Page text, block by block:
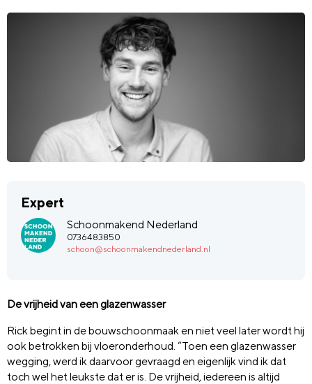
Expert
Schoonmakend Nederland
0736483850
schoon@schoonmakendnederland.nl
De vrijheid van een glazenwasser
Rick begint in de bouwschoonmaak en niet veel later wordt hij
ook betrokken bij vloeronderhoud. “Toen een glazenwasser
wegging, werd ik daarvoor gevraagd en eigenlijk vind ik dat
toch wel het leukste dat er is. De vrijheid, iedereen is altijd